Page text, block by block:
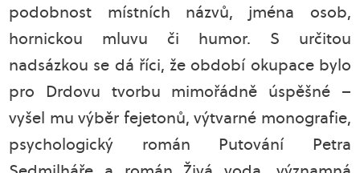
podobnost místních názvů, jména osob,
hornickou mluvu či humor. S určitou
nadsázkou se dá říci, že období okupace bylo
pro Drdovu tvorbu mimořádně úspěšné –
vyšel mu výběr fejetonů, výtvarné monografie,
psychologický román Putování Petra